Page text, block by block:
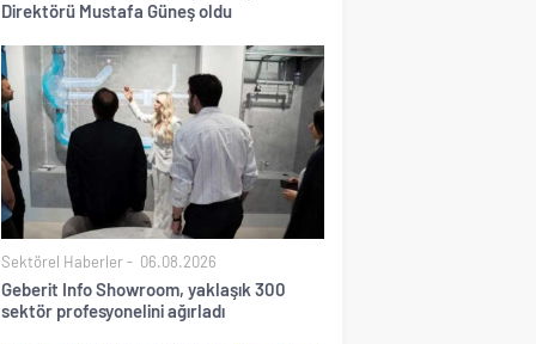
Direktörü Mustafa Güneş oldu
Sektörel Haberler 06.08.2026
Geberit Info Showroom, yaklaşık 300
sektör profesyonelini ağırladı